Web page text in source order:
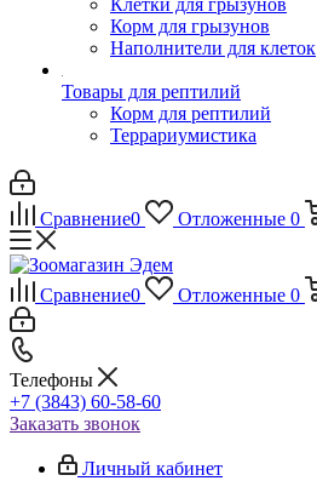
Клетки для грызунов
Корм для грызунов
Наполнители для клеток
Товары для рептилий
Корм для рептилий
Террариумистика
Сравнение0 Отложенные 0
Сравнение0 Отложенные 0
Телефоны
+7 (3843) 60-58-60
Заказать звонок
Личный кабинет